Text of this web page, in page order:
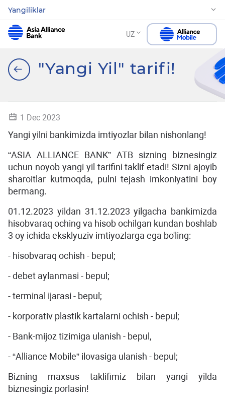
Yangiliklar
UZ
"Yangi Yil" tarifi!
1 Dec 2023
Yangi yilni bankimizda imtiyozlar bilan nishonlang!
“ASIA ALLIANCE BANK” ATB sizning biznesingiz
uchun noyob yangi yil tarifini taklif etadi! Sizni ajoyib
sharoitlar kutmoqda, pulni tejash imkoniyatini boy
bermang.
01.12.2023 yildan 31.12.2023 yilgacha bankimizda
hisobvaraq oching va hisob ochilgan kundan boshlab
3 oy ichida eksklyuziv imtiyozlarga ega bo'ling:
- hisobvaraq ochish - bepul;
- debet aylanmasi - bepul;
- terminal ijarasi - bepul;
- korporativ plastik kartalarni ochish - bepul;
- Bank-mijoz tizimiga ulanish - bepul,
- “Alliance Mobile” ilovasiga ulanish - bepul;
Bizning maxsus taklifimiz bilan yangi yilda
biznesingiz porlasin!